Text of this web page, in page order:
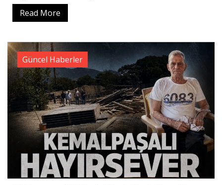
Read More
Güncel Haberler